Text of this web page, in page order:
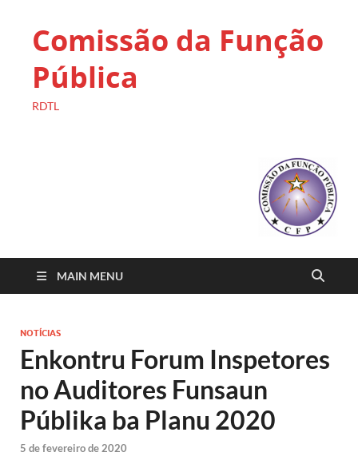
Comissão da Função
Pública
RDTL
MAIN MENU
NOTÍCIAS
Enkontru Forum Inspetores
no Auditores Funsaun
Públika ba Planu 2020
5 de fevereiro de 2020